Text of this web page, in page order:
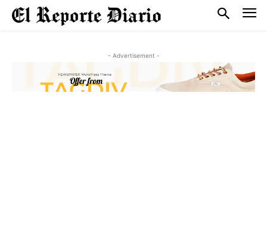
- Advertisement -